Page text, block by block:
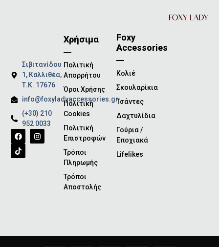
Σιβιτανίδου
1, Καλλιθέα,
Τ.Κ. 17676
info@foxyladyaccessories.gr
(+30) 210
952 0033
Foxy
Accessories
Κολιέ
Σκουλαρίκια
Τσάντες
Δαχτυλίδια
Γούρια /
Εποχιακά
Lifelikes
Χρήσιμα
Πολιτική
Απορρήτου
Όροι Χρήσης
Πολιτική
Cookies
Πολιτική
Επιστροφών
Τρόποι
Πληρωμής
Τρόποι
Αποστολής